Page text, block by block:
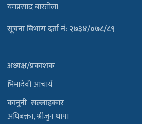
यमप्रसाद बास्तोला
सूचना विभाग दर्ता नं: २७३४/०७८/८९
अध्यक्ष/प्रकाशक
भिमादेवी आचार्य
कानुनी सल्लाहकार
अधिबक्ता, श्रीजुन थापा